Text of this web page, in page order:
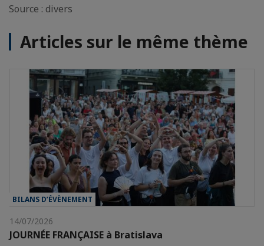
Source : divers
Articles sur le même thème
BILANS D’ÉVÈNEMENT
14/07/2026
JOURNÉE FRANÇAISE à Bratislava